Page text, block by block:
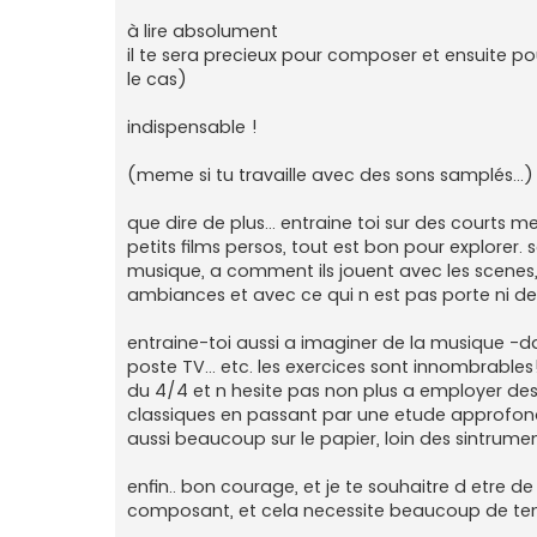
à lire absolument
il te sera precieux pour composer et ensuite
le cas)
indispensable !
(meme si tu travaille avec des sons samplés...)
que dire de plus... entraine toi sur des courts
petits films persos, tout est bon pour
musique, a comment ils jouent avec les
ambiances et avec ce qui n est pas porte ni
entraine-toi aussi a imaginer de la musique -
poste TV... etc. les exercices sont
du 4/4 et n hesite pas non plus a employer
classiques en passant par une etude
aussi beaucoup sur le papier, loin des
enfin.. bon courage, et je te souhaitre d etre
composant, et cela necessite beaucoup de